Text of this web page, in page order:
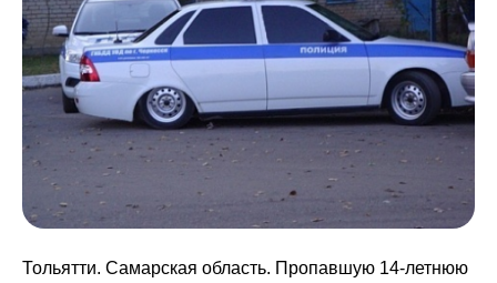
Тольятти. Самарская область. Пропавшую 14-летнюю